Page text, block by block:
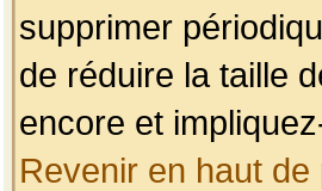
supprimer
de réduire la taille
encore et
Revenir en haut de